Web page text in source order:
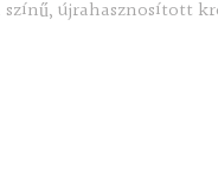
újrahasznosított